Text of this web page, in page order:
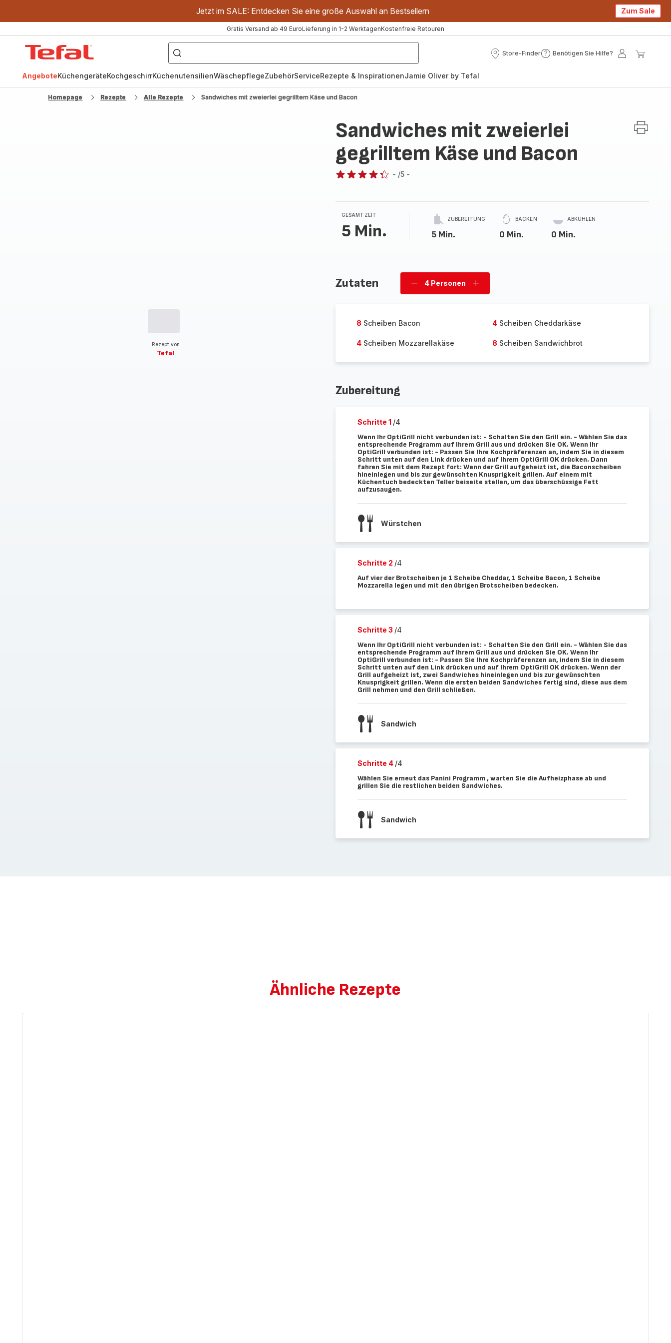
Jetzt im SALE: Entdecken Sie eine große Auswahl an Bestsellern Zum Sale
Gratis Versand ab 49 EuroLieferung in 1-2 WerktagenKostenfreie Retouren
["OptiGrill","Easy
Fry","Pfanne"]
Store-Finder
Store-
Benötigen Sie Hilfe?
Benötigen
Mein
AngeboteKüchengeräteKochgeschirrKüchenutensilienWäschepflegeZubehörServiceRezepte & InspirationenJamie Oliver by Tefal
Homepage Rezepte Alle Rezepte Sandwiches mit zweierlei gegrilltem Käse und Bacon
Rezept von
Tefal
Sandwiches mit zweierlei
gegrilltem Käse und Bacon
- /5 -
GESAMTZEIT
5 Min.
ZUBEREITUNG
5 Min.
BACKEN
0 Min.
ABKÜHLEN
0 Min.
Zutaten
Personen
4 Personen
Personen
8 Scheiben Bacon 4Scheiben Cheddarkäse
4Scheiben Mozzarellakäse 8 Scheiben Sandwichbrot
Zubereitung
Schritte 1 /4
Wenn Ihr OptiGrill nicht verbunden ist: - Schalten Sie den Grill ein. - Wählen Sie das
entsprechende Programm auf Ihrem Grill aus und drücken Sie OK. Wenn Ihr
OptiGrill verbunden ist: - Passen Sie Ihre Kochpräferenzen an, indem Sie in diesem
Schritt unten auf den Link drücken und auf Ihrem OptiGrill OK drücken. Dann
fahren Sie mit dem Rezept fort: Wenn der Grill aufgeheizt ist, die Baconscheiben
hineinlegen und bis zur gewünschten Knusprigkeit grillen. Auf einem mit
Küchentuch bedeckten Teller beiseite stellen, um das überschüssige Fett
aufzusaugen.
Würstchen
Schritte 2 /4
Auf vier der Brotscheiben je 1 Scheibe Cheddar, 1 Scheibe Bacon, 1 Scheibe
Mozzarella legen und mit den übrigen Brotscheiben bedecken.
Schritte 3 /4
Wenn Ihr OptiGrill nicht verbunden ist: - Schalten Sie den Grill ein. - Wählen Sie das
entsprechende Programm auf Ihrem Grill aus und drücken Sie OK. Wenn Ihr
OptiGrill verbunden ist: - Passen Sie Ihre Kochpräferenzen an, indem Sie in diesem
Schritt unten auf den Link drücken und auf Ihrem OptiGrill OK drücken. Wenn der
Grill aufgeheizt ist, zwei Sandwiches hineinlegen und bis zur gewünschten
Knusprigkeit grillen. Wenn die ersten beiden Sandwiches fertig sind, diese aus dem
Grill nehmen und den Grill schließen.
Sandwich
Schritte 4 /4
Wählen Sie erneut das Panini Programm , warten Sie die Aufheizphase ab und
grillen Sie die restlichen beiden Sandwiches.
Sandwich
Ähnliche Rezepte